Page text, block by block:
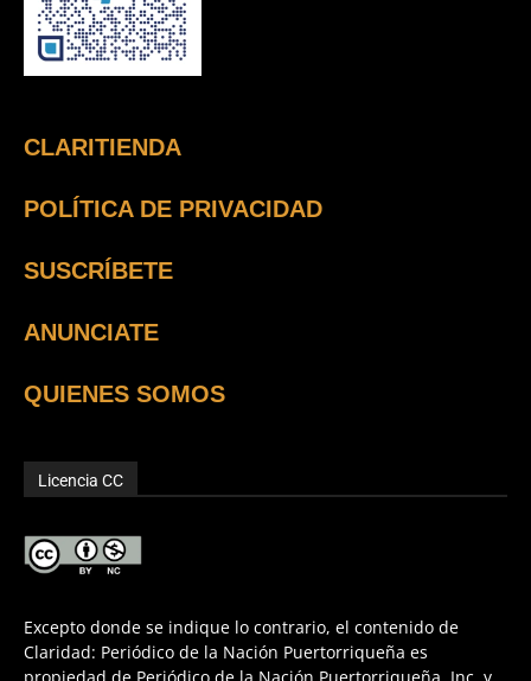
CLARITIENDA
POLÍTICA DE PRIVACIDAD
SUSCRÍBETE
ANUNCIATE
QUIENES SOMOS
Licencia CC
Excepto donde se indique lo contrario, el contenido de
Claridad: Periódico de la Nación Puertorriqueña es
propiedad de Periódico de la Nación Puertorriqueña, Inc. y